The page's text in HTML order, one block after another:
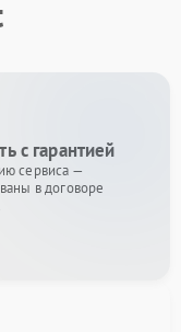
с гарантией
сервиса —
в договоре